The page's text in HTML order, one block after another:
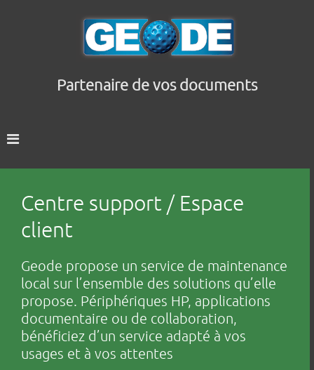
Partenaire de vos documents
Centre support / Espace
client
Geode propose un service de maintenance
local sur l’ensemble des solutions qu’elle
propose. Périphériques HP, applications
documentaire ou de collaboration,
bénéficiez d’un service adapté à vos
usages et à vos attentes